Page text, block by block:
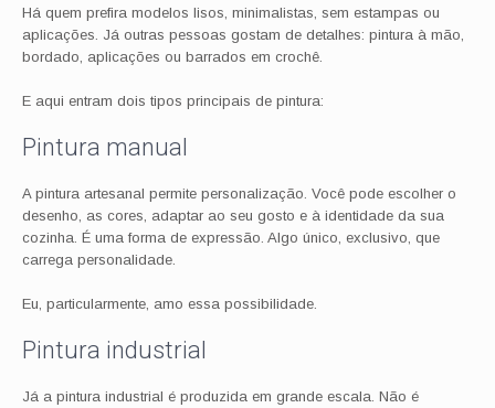
Há quem prefira modelos lisos, minimalistas, sem estampas ou
aplicações. Já outras pessoas gostam de detalhes: pintura à mão,
bordado, aplicações ou barrados em crochê.
E aqui entram dois tipos principais de pintura:
Pintura manual
A pintura artesanal permite personalização. Você pode escolher o
desenho, as cores, adaptar ao seu gosto e à identidade da sua
cozinha. É uma forma de expressão. Algo único, exclusivo, que
carrega personalidade.
Eu, particularmente, amo essa possibilidade.
Pintura industrial
Já a pintura industrial é produzida em grande escala. Não é